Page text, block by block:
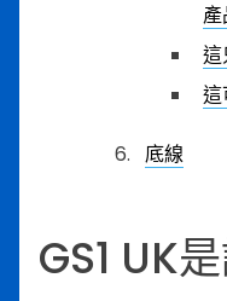
產
這
這
底線
GS1 UK